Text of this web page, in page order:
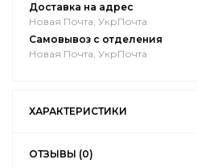
Доставка на адрес
Новая Почта, УкрПочта
Самовывоз с отделения
Новая Почта, УкрПочта
ХАРАКТЕРИСТИКИ
ОТЗЫВЫ (0)